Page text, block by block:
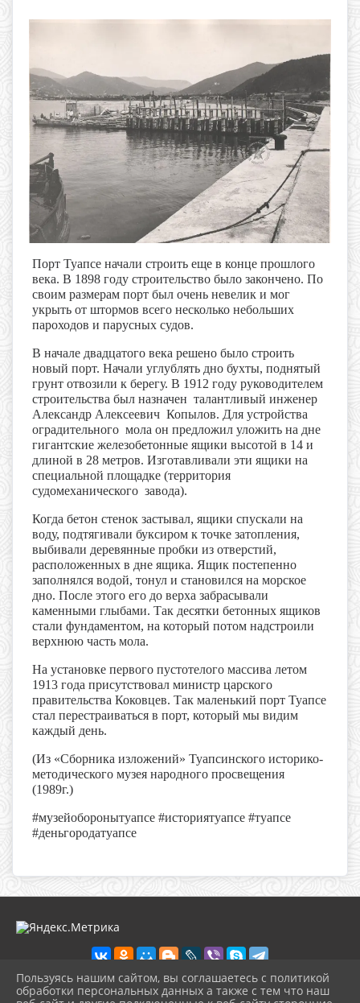
Порт Туапсе начали строить еще в конце прошлого
века. В 1898 году строительство было закончено. По
своим размерам порт был очень невелик и мог
укрыть от штормов всего несколько небольших
пароходов и парусных судов.
В начале двадцатого века решено было строить
новый порт. Начали углублять дно бухты, поднятый
грунт отвозили к берегу. В 1912 году руководителем
строительства был назначен талантливый инженер
Александр Алексеевич Копылов. Для устройства
оградительного мола он предложил уложить на дне
гигантские железобетонные ящики высотой в 14 и
длиной в 28 метров. Изготавливали эти ящики на
специальной площадке (территория
судомеханического завода).
Когда бетон стенок застывал, ящики спускали на
воду, подтягивали буксиром к точке затопления,
выбивали деревянные пробки из отверстий,
расположенных в дне ящика. Ящик постепенно
заполнялся водой, тонул и становился на морское
дно. После этого его до верха забрасывали
каменными глыбами. Так десятки бетонных ящиков
стали фундаментом, на который потом надстроили
верхнюю часть мола.
На установке первого пустотелого массива летом
1913 года присутствовал министр царского
правительства Коковцев. Так маленький порт Туапсе
стал перестраиваться в порт, который мы видим
каждый день.
(Из «Сборника изложений» Туапсинского историко-
методического музея народного просвещения
(1989г.)
#музейоборонытуапсе #историятуапсе #туапсе
#деньгородатуапсе
Пользуясь нашим сайтом, вы соглашаетесь с политикой
обработки персональных данных а также с тем что наш